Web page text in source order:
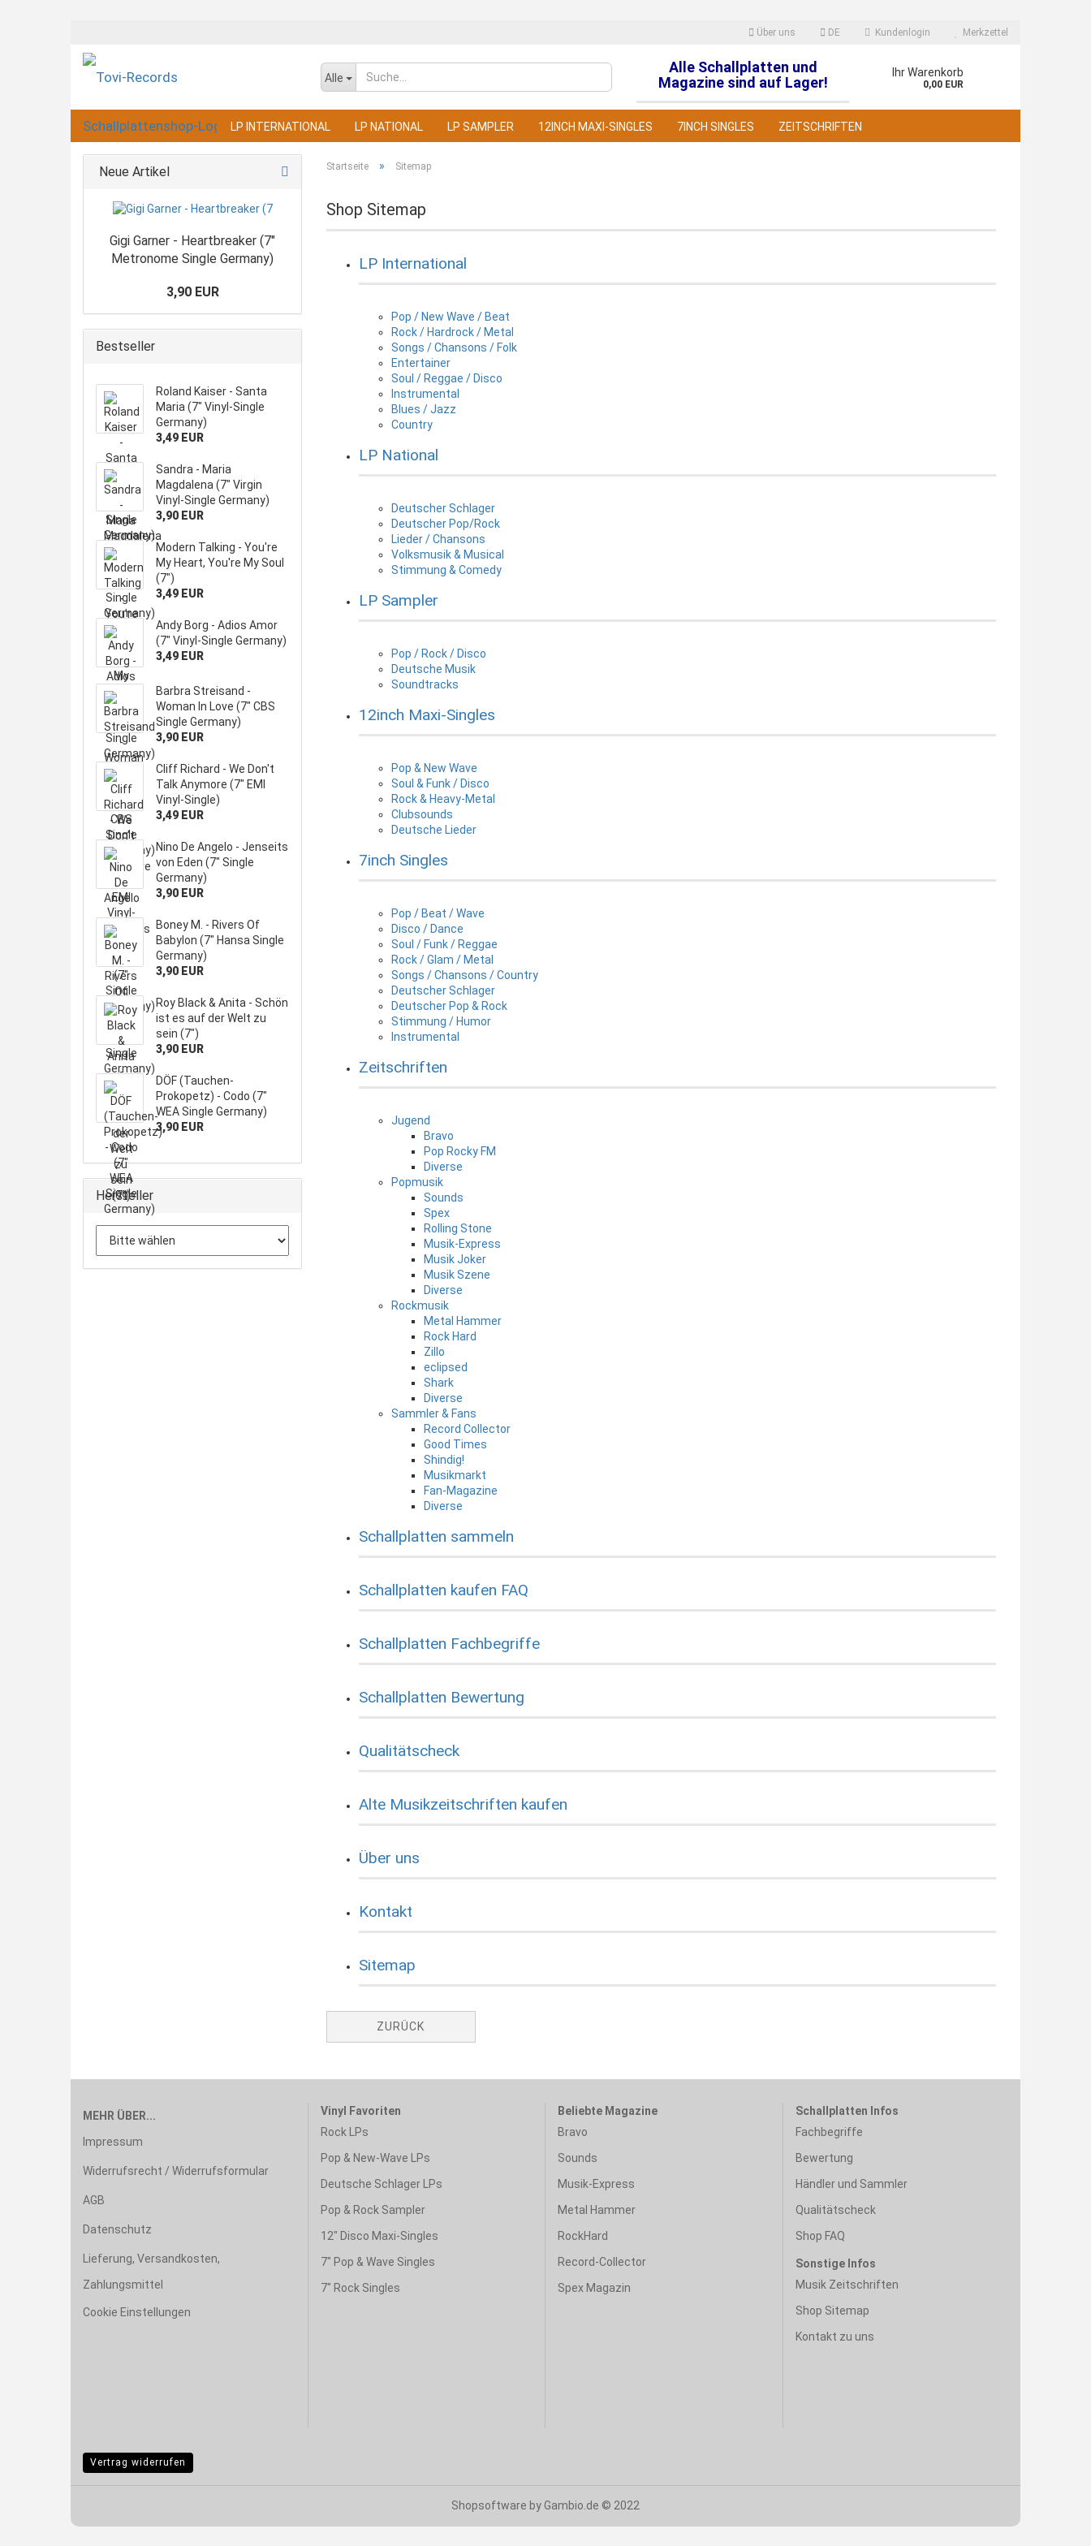
Über uns DE
Sprache auswählen
Kundenlogin
Passwort vergessen?
Merkzettel
Alle
Alle Schallplatten und
Magazine sind auf Lager!
Ihr Warenkorb
0,00 EUR
LP INTERNATIONAL LP NATIONAL LP SAMPLER 12INCH MAXI-SINGLES 7INCH SINGLES ZEITSCHRIFTEN
Startseite » Sitemap
Shop Sitemap
LP International
Pop / New Wave / Beat
Rock / Hardrock / Metal
Songs / Chansons / Folk
Entertainer
Soul / Reggae / Disco
Instrumental
Blues / Jazz
Country
LP National
Deutscher Schlager
Deutscher Pop/Rock
Lieder / Chansons
Volksmusik & Musical
Stimmung & Comedy
LP Sampler
Pop / Rock / Disco
Deutsche Musik
Soundtracks
12inch Maxi-Singles
Pop & New Wave
Soul & Funk / Disco
Rock & Heavy-Metal
Clubsounds
Deutsche Lieder
7inch Singles
Pop / Beat / Wave
Disco / Dance
Soul / Funk / Reggae
Rock / Glam / Metal
Songs / Chansons / Country
Deutscher Schlager
Deutscher Pop & Rock
Stimmung / Humor
Instrumental
Zeitschriften
Jugend
Bravo
Pop Rocky FM
Diverse
Popmusik
Sounds
Spex
Rolling Stone
Musik-Express
Musik Joker
Musik Szene
Diverse
Rockmusik
Metal Hammer
Rock Hard
Zillo
eclipsed
Shark
Diverse
Sammler & Fans
Record Collector
Good Times
Shindig!
Musikmarkt
Fan-Magazine
Diverse
Schallplatten sammeln
Schallplatten kaufen FAQ
Schallplatten Fachbegriffe
Schallplatten Bewertung
Qualitätscheck
Alte Musikzeitschriften kaufen
Über uns
Kontakt
Sitemap
ZURÜCK
Neue Artikel
Gigi Garner - Heartbreaker (7"
Metronome Single Germany)
3,90 EUR
Bestseller
Roland Kaiser - Santa
Maria (7" Vinyl-Single
Germany)
3,49 EUR
Sandra - Maria
Magdalena (7" Virgin
Vinyl-Single Germany)
3,90 EUR
Modern Talking - You're
My Heart, You're My Soul
(7")
3,49 EUR
Andy Borg - Adios Amor
(7" Vinyl-Single Germany)
3,49 EUR
Barbra Streisand -
Woman In Love (7" CBS
Single Germany)
3,90 EUR
Cliff Richard - We Don't
Talk Anymore (7" EMI
Vinyl-Single)
3,49 EUR
Nino De Angelo - Jenseits
von Eden (7" Single
Germany)
3,90 EUR
Boney M. - Rivers Of
Babylon (7" Hansa Single
Germany)
3,90 EUR
Roy Black & Anita - Schön
ist es auf der Welt zu
sein (7")
3,90 EUR
DÖF (Tauchen-
Prokopetz) - Codo (7"
WEA Single Germany)
3,90 EUR
Hersteller
MEHR ÜBER...
Impressum
Widerrufsrecht / Widerrufsformular
AGB
Datenschutz
Lieferung, Versandkosten,
Zahlungsmittel
Cookie Einstellungen
Vinyl Favoriten
Rock LPs
Pop & New-Wave LPs
Deutsche Schlager LPs
Pop & Rock Sampler
12" Disco Maxi-Singles
7" Pop & Wave Singles
7" Rock Singles
Beliebte Magazine
Bravo
Sounds
Musik-Express
Metal Hammer
RockHard
Record-Collector
Spex Magazin
Schallplatten Infos
Fachbegriffe
Bewertung
Händler und Sammler
Qualitätscheck
Shop FAQ
Sonstige Infos
Musik Zeitschriften
Shop Sitemap
Kontakt zu uns
Vertrag widerrufen
Shopsoftware by Gambio.de © 2022